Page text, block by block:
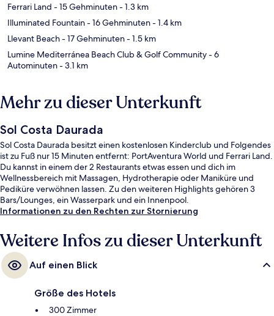
Ferrari Land - 15 Gehminuten- 1.3 km
Illuminated Fountain- 16 Gehminuten- 1.4 km
Llevant Beach- 17 Gehminuten- 1.5 km
Lumine Mediterránea Beach Club & Golf Community- 6
Autominuten- 3.1 km
Mehr zu dieser Unterkunft
Sol Costa Daurada
Sol Costa Daurada besitzt einen kostenlosen Kinderclub und Folgendes
ist zu Fuß nur 15 Minuten entfernt: PortAventura World und Ferrari Land.
Du kannst in einem der 2 Restaurants etwas essen und dich im
Wellnessbereich mit Massagen, Hydrotherapie oder Maniküre und
Pediküre verwöhnen lassen. Zu den weiteren Highlights gehören 3
Bars/Lounges, ein Wasserpark und ein Innenpool.
Informationen zu den Rechten zur Stornierung
Weitere Infos zu dieser Unterkunft
Auf einen Blick
Größe des Hotels
300 Zimmer